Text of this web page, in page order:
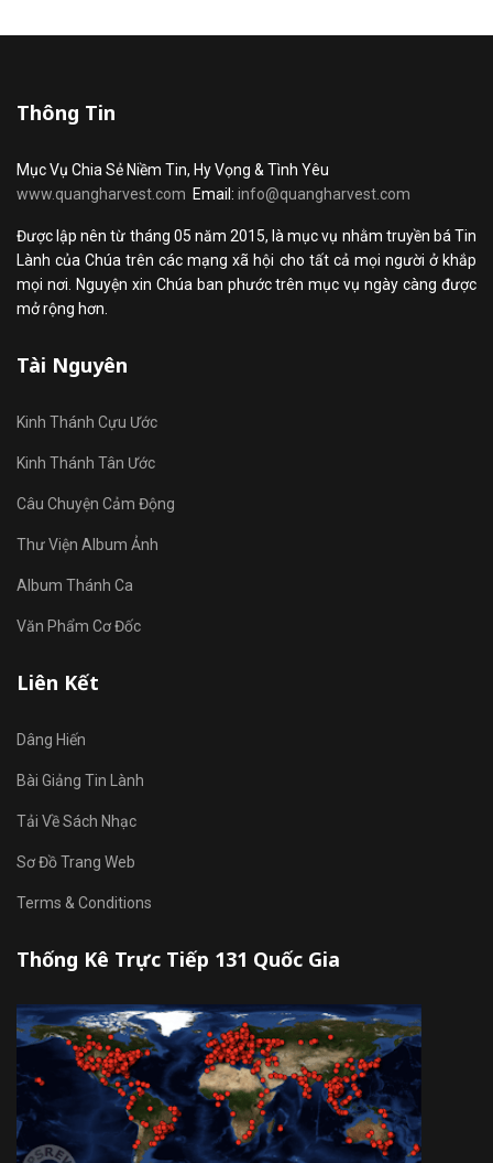
Thông Tin
Mục Vụ Chia Sẻ Niềm Tin, Hy Vọng & Tình Yêu
www.quangharvest.com Email: info@quangharvest.com
Được lập nên từ tháng 05 năm 2015, là mục vụ nhằm truyền bá Tin
Lành của Chúa trên các mạng xã hội cho tất cả mọi người ở khắp
mọi nơi. Nguyện xin Chúa ban phước trên mục vụ ngày càng được
mở rộng hơn.
Tài Nguyên
Kinh Thánh Cựu Ước
Kinh Thánh Tân Ước
Câu Chuyện Cảm Động
Thư Viện Album Ảnh
Album Thánh Ca
Văn Phẩm Cơ Đốc
Liên Kết
Dâng Hiến
Bài Giảng Tin Lành
Tải Về Sách Nhạc
Sơ Đồ Trang Web
Terms & Conditions
Thống Kê Trực Tiếp 131 Quốc Gia